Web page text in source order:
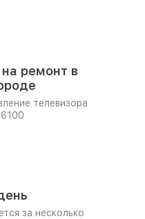
ремонт в
телевизора
за несколько